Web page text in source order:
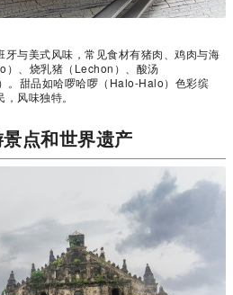
与美式风味，常见食材有猪肉、鸡肉与海
）、烧乳猪（Lechon）、酸汤
。甜品如哈啰哈啰（Halo-Halo）色彩缤
风味独特。
点和世界遗产